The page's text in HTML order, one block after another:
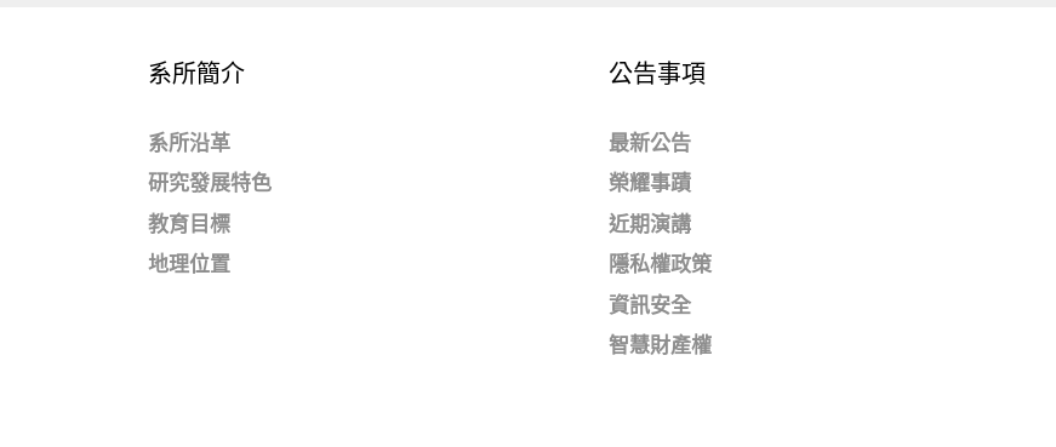
系所簡介
系所沿革
研究發展特色
教育目標
地理位置
公告事項
最新公告
榮耀事蹟
近期演講
隱私權政策
資訊安全
智慧財產權